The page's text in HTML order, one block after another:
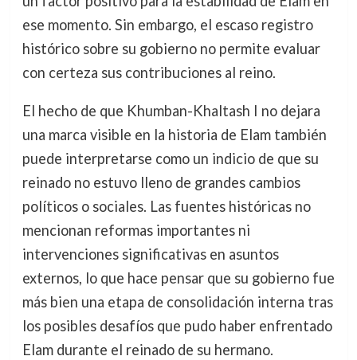
ese momento. Sin embargo, el escaso registro
histórico sobre su gobierno no permite evaluar
con certeza sus contribuciones al reino.
El hecho de que Khumban-Khaltash I no dejara
una marca visible en la historia de Elam también
puede interpretarse como un indicio de que su
reinado no estuvo lleno de grandes cambios
políticos o sociales. Las fuentes históricas no
mencionan reformas importantes ni
intervenciones significativas en asuntos
externos, lo que hace pensar que su gobierno fue
más bien una etapa de consolidación interna tras
los posibles desafíos que pudo haber enfrentado
Elam durante el reinado de su hermano.